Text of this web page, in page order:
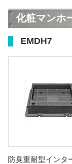
化粧マンホ
EMDH7
防臭重耐型インタ